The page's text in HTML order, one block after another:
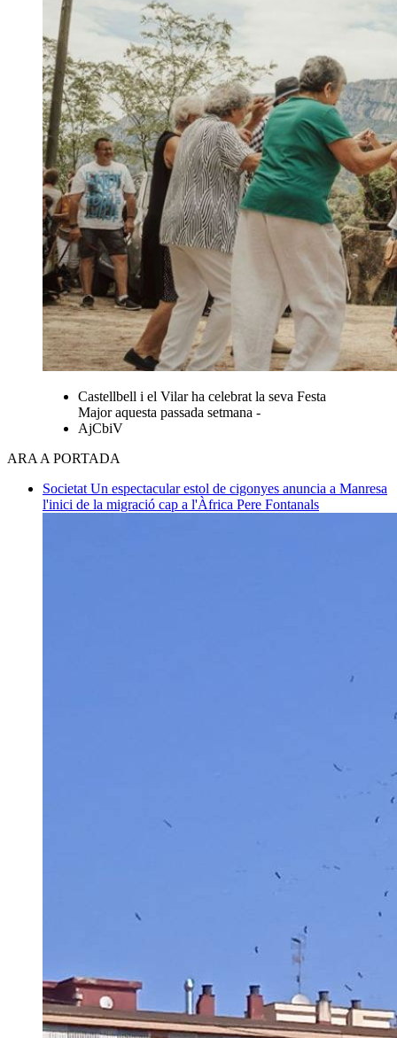
Castellbell i el Vilar ha celebrat la seva Festa
Major aquesta passada setmana -
AjCbiV
ARA A PORTADA
Societat Un espectacular estol de cigonyes anuncia a Manresa
l'inici de la migració cap a l'Àfrica Pere Fontanals